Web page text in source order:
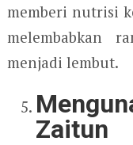
memberi nutrisi
melembabkan
menjadi lembut.
Zaitun